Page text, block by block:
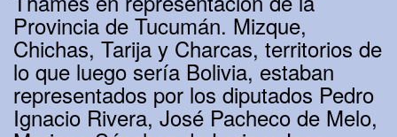
Provincia de Tucumán. Mizque,
Chichas, Tarija y Charcas, territorios de
lo que luego sería Bolivia, estaban
representados por los diputados Pedro
Ignacio Rivera, José Pacheco de Melo,